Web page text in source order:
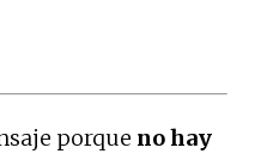
porque no hay